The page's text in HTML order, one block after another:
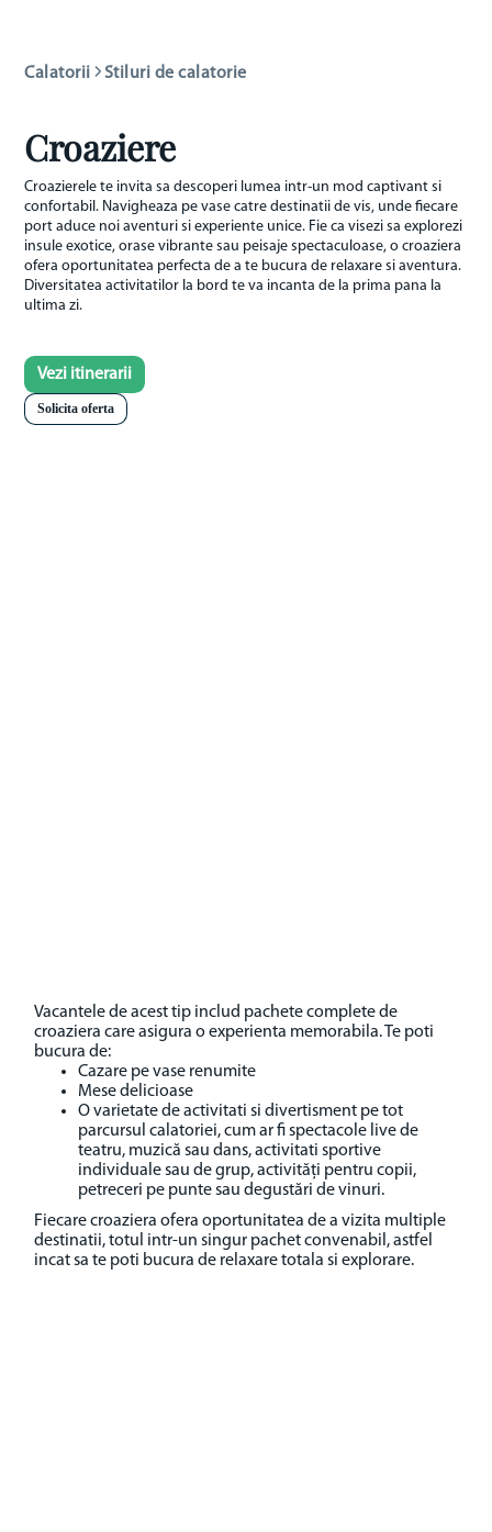
Calatorii Stiluri de calatorie
Croaziere
Croazierele te invita sa descoperi lumea intr-un mod captivant si
confortabil. Navigheaza pe vase catre destinatii de vis, unde fiecare
port aduce noi aventuri si experiente unice. Fie ca visezi sa explorezi
insule exotice, orase vibrante sau peisaje spectaculoase, o croaziera
ofera oportunitatea perfecta de a te bucura de relaxare si aventura.
Diversitatea activitatilor la bord te va incanta de la prima pana la
ultima zi.
Vezi itinerarii
Solicita oferta
Vacantele de acest tip includ pachete complete de
croaziera care asigura o experienta memorabila. Te poti
bucura de:
Cazare pe vase renumite
Mese delicioase
O varietate de activitati si divertisment pe tot
parcursul calatoriei, cum ar fi spectacole live de
teatru, muzică sau dans, activitati sportive
individuale sau de grup, activități pentru copii,
petreceri pe punte sau degustări de vinuri.
Fiecare croaziera ofera oportunitatea de a vizita multiple
destinatii, totul intr-un singur pachet convenabil, astfel
incat sa te poti bucura de relaxare totala si explorare.